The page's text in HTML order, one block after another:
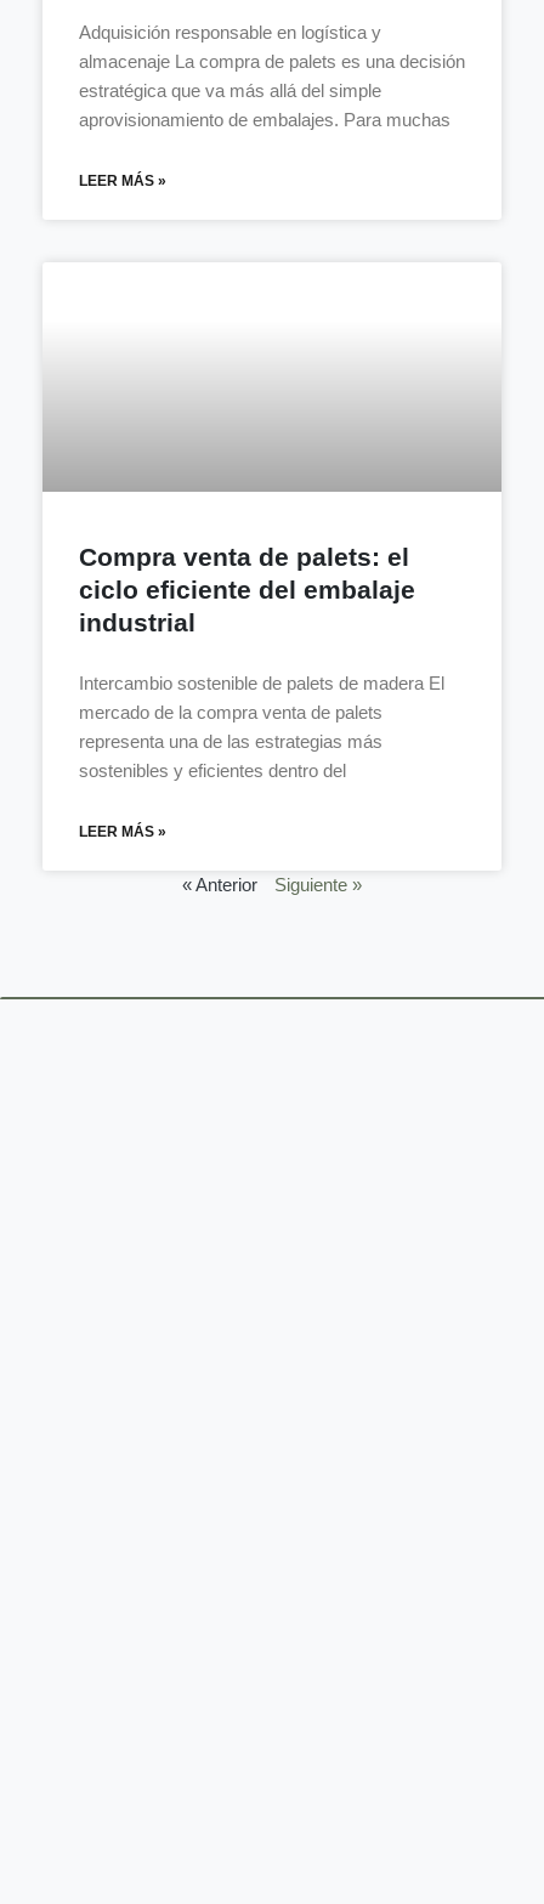
Adquisición responsable en logística y
almacenaje La compra de palets es una decisión
estratégica que va más allá del simple
aprovisionamiento de embalajes. Para muchas
LEER MÁS »
Compra venta de palets: el
ciclo eficiente del embalaje
industrial
Intercambio sostenible de palets de madera El
mercado de la compra venta de palets
representa una de las estrategias más
sostenibles y eficientes dentro del
LEER MÁS »
« Anterior Siguiente »